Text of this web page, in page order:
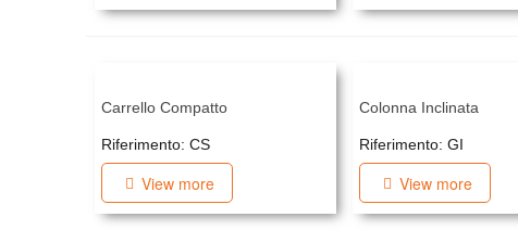
Carrello Compatto
Riferimento: CS
View more
Colonna Inclinata
Riferimento: GI
View more